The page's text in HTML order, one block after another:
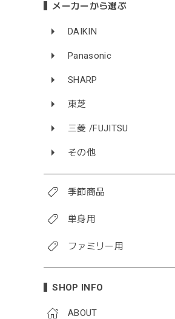
メーカーから選ぶ
DAIKIN
Panasonic
SHARP
東芝
三菱 /FUJITSU
その他
季節商品
単身用
ファミリー用
SHOP INFO
ABOUT